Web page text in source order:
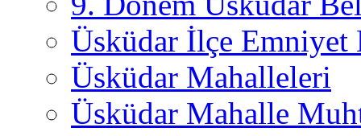
Üsküdar İlçe
Üsküdar Mahalleleri
Üsküdar Mahalle